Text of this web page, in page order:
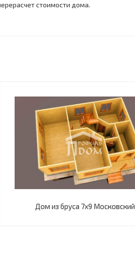
стоимости дома.
Дом из бруса 7х9 Московский